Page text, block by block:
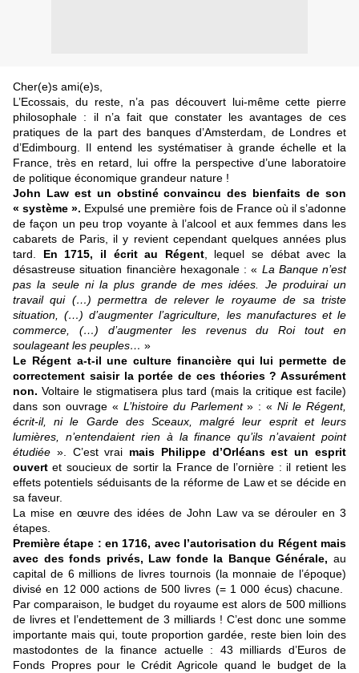
Cher(e)s ami(e)s,
L’Ecossais, du reste, n’a pas découvert lui-même cette pierre
philosophale : il n’a fait que constater les avantages de ces
pratiques de la part des banques d’Amsterdam, de Londres et
d’Edimbourg. Il entend les systématiser à grande échelle et la
France, très en retard, lui offre la perspective d’une laboratoire
de politique économique grandeur nature !
John Law est un obstiné convaincu des bienfaits de son
« système ». Expulsé une première fois de France où il s’adonne
de façon un peu trop voyante à l’alcool et aux femmes dans les
cabarets de Paris, il y revient cependant quelques années plus
tard. En 1715, il écrit au Régent, lequel se débat avec la
désastreuse situation financière hexagonale : « La Banque n’est
pas la seule ni la plus grande de mes idées. Je produirai un
travail qui (…) permettra de relever le royaume de sa triste
situation, (…) d’augmenter l’agriculture, les manufactures et le
commerce, (…) d’augmenter les revenus du Roi tout en
soulageant les peuples… »
Le Régent a-t-il une culture financière qui lui permette de
correctement saisir la portée de ces théories ? Assurément
non. Voltaire le stigmatisera plus tard (mais la critique est facile)
dans son ouvrage « L’histoire du Parlement» : «Ni le Régent,
écrit-il, ni le Garde des Sceaux, malgré leur esprit et leurs
lumières, n’entendaient rien à la finance qu’ils n’avaient point
étudiée ». C’est vrai mais Philippe d’Orléans est un esprit
ouvert et soucieux de sortir la France de l’ornière : il retient les
effets potentiels séduisants de la réforme de Law et se décide en
sa faveur.
La mise en œuvre des idées de John Law va se dérouler en 3
étapes.
Première étape : en 1716, avec l’autorisation du Régent mais
avec des fonds privés, Law fonde la Banque Générale, au
capital de 6 millions de livres tournois (la monnaie de l’époque)
divisé en 12 000 actions de 500 livres (= 1 000 écus) chacune.
Par comparaison, le budget du royaume est alors de 500 millions
de livres et l’endettement de 3 milliards ! C’est donc une somme
importante mais qui, toute proportion gardée, reste bien loin des
mastodontes de la finance actuelle : 43 milliards d’Euros de
Fonds Propres pour le Crédit Agricole quand le budget de la